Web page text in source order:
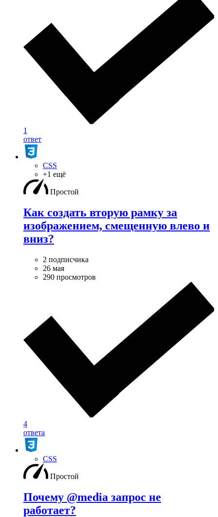
1
ответ
CSS
+1 ещё
Простой
Как создать вторую рамку за
изображением, смещенную влево и
вниз?
2 подписчика
26 мая
290 просмотров
4
ответа
CSS
Простой
Почему @media запрос не
работает?